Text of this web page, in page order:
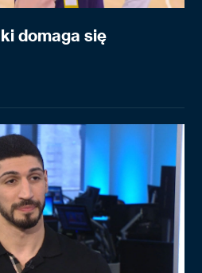
domaga się